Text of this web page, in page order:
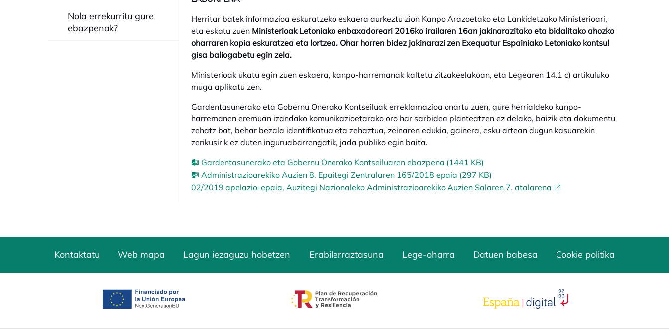
Nola errekurritu gure
ebazpenak?
Herritar batek informazioa eskuratzeko eskaera aurkeztu zion Kanpo Arazoetako eta Lankidetzako Ministerioari,
eta eskatu zuen Ministerioak Letoniako enbaxadoreari 2016ko irailaren 16an jakinarazitako eta bidalitako ahozko
oharraren kopia eskuratzea eta lortzea. Ohar horren bidez jakinarazi zen Exequatur Espainiako Letoniako kontsul
gisa baliogabetu egin zela.
Ministerioak ukatu egin zuen eskaera, kanpo-harremanak kaltetu zitzakeelakoan, eta Legearen 14.1 c) artikuluko
muga aplikatu zen.
Gardentasunerako eta Gobernu Onerako Kontseiluak erreklamazioa onartu zuen, gure herrialdeko kanpo-
harremanen eremuan izandako komunikazioetarako oro har sarbidea planteatzen ez delako, baizik eta dokumentu
zehatz bat, behar bezala identifikatua eta zehaztua, zeinaren edukia, gainera, esku artean dugun kasuarekin
zerikusirik ez duten inguruabarrengatik, jada publiko egin baita.
Gardentasunerako eta Gobernu Onerako Kontseiluaren ebazpena (1441 KB)
Administrazioarekiko Auzien 8. Epaitegi Zentralaren 165/2018 epaia (297 KB)
02/2019 apelazio-epaia, Auzitegi Nazionaleko Administrazioarekiko Auzien Salaren 7. atalarena
Kontaktatu Web mapa Lagun iezaguzu hobetzen Erabilerraztasuna Lege-oharra Datuen babesa Cookie politika
opens in a new tab opens in a new tab opens in a new tab